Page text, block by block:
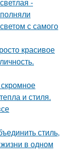
с самого
красивое
и стиля.
стиль,
в одном